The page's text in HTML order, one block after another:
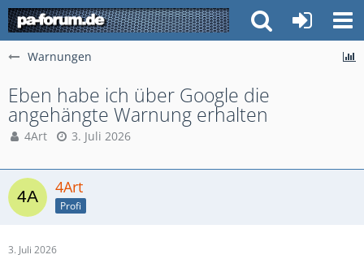
Warnungen
Eben habe ich über Google die
angehängte Warnung erhalten
4Art 3. Juli 2026
4Art
Profi
3. Juli 2026